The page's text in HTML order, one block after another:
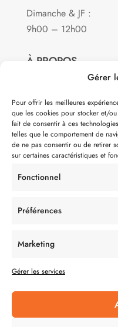
Gérer
Pour offrir les meilleures
que les cookies pour stocker et/
fait de consentir à ces
telles que le comportement de
de ne pas consentir ou de retirer
sur certaines caractéristiques et
Fonctionnel
Préférences
Marketing
Gérer les services
Dimanche & JF :
9h00 – 12h00
À PROPOS
Notre philosophie
Contact
Partenaire de: